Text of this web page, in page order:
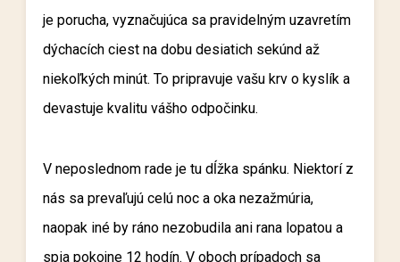
je porucha, vyznačujúca sa pravidelným uzavretím
dýchacích ciest na dobu desiatich sekúnd až
niekoľkých minút. To pripravuje vašu krv o kyslík a
devastuje kvalitu vášho odpočinku.
V neposlednom rade je tu dĺžka spánku. Niektorí z
nás sa prevaľujú celú noc a oka nezažmúria,
naopak iné by ráno nezobudila ani rana lopatou a
spia pokojne 12 hodín. V oboch prípadoch sa